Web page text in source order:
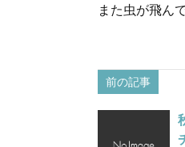
また虫が飛ん
前の記事